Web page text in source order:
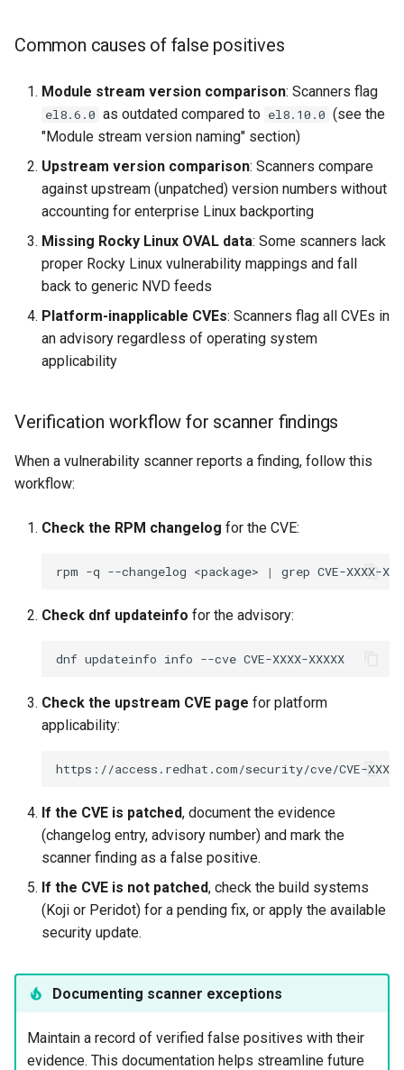
Common causes of false positives
Module stream version comparison: Scanners flag
el8.6.0 as outdated compared to el8.10.0 (see the
"Module stream version naming" section)
Upstream version comparison: Scanners compare
against upstream (unpatched) version numbers without
accounting for enterprise Linux backporting
Missing Rocky Linux OVAL data: Some scanners lack
proper Rocky Linux vulnerability mappings and fall
back to generic NVD feeds
Platform-inapplicable CVEs: Scanners flag all CVEs in
an advisory regardless of operating system
applicability
Verification workflow for scanner findings
When a vulnerability scanner reports a finding, follow this
workflow:
Check the RPM changelog for the CVE:
rpm -q --changelog <package> | grep
Check dnf updateinfo for the advisory:
dnf updateinfo info --cve
Check the upstream CVE page for platform
applicability:
If the CVE is patched, document the evidence
(changelog entry, advisory number) and mark the
scanner finding as a false positive.
If the CVE is not patched, check the build systems
(Koji or Peridot) for a pending fix, or apply the available
security update.
Documenting scanner exceptions
Maintain a record of verified false positives with their
evidence. This documentation helps streamline future